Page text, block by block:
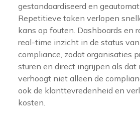
gestandaardiseerd en
Repetitieve taken verlopen
kans op fouten. Dashboards en
real-time inzicht in de status
compliance, zodat organisaties
sturen en direct ingrijpen als dat
verhoogt niet alleen de
ook de klanttevredenheid en
kosten.